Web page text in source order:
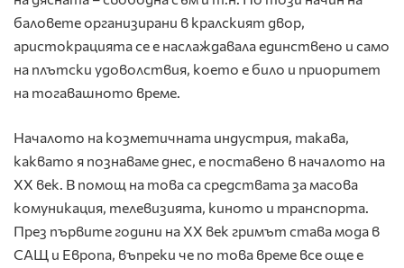
баловете организирани в кралският двор,
аристокрацията се е наслаждавала единствено и само
на плътски удоволствия, което е било и приоритет
на тогавашното време.
Началото на козметичната индустрия, такава,
каквато я познаваме днес, е поставено в началото на
XX век. В помощ на това са средствата за масова
комуникация, телевизията, киното и транспорта.
През първите години на XX век гримът става мода в
САЩ и Европа, въпреки че по това време все още е